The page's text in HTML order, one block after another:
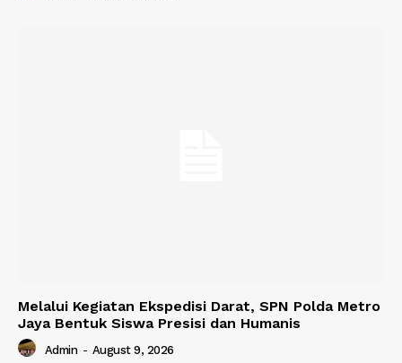
Melalui Kegiatan Ekspedisi Darat, SPN Polda Metro
Jaya Bentuk Siswa Presisi dan Humanis
Admin - August 9, 2026